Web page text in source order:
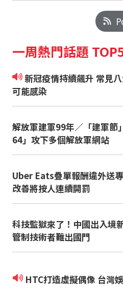
一周熱門話題
新冠疫情持續飆升 常見八大症狀 沒發燒也
可能感染
解放軍建軍99年／「建軍節
64」攻下多個解放軍網站
Uber Eats疊單報酬違外送
改善將按人連續開罰
科技監獄來了！中國出入境
管制技術者難出國門
HTC打造虛擬偶像 台灣